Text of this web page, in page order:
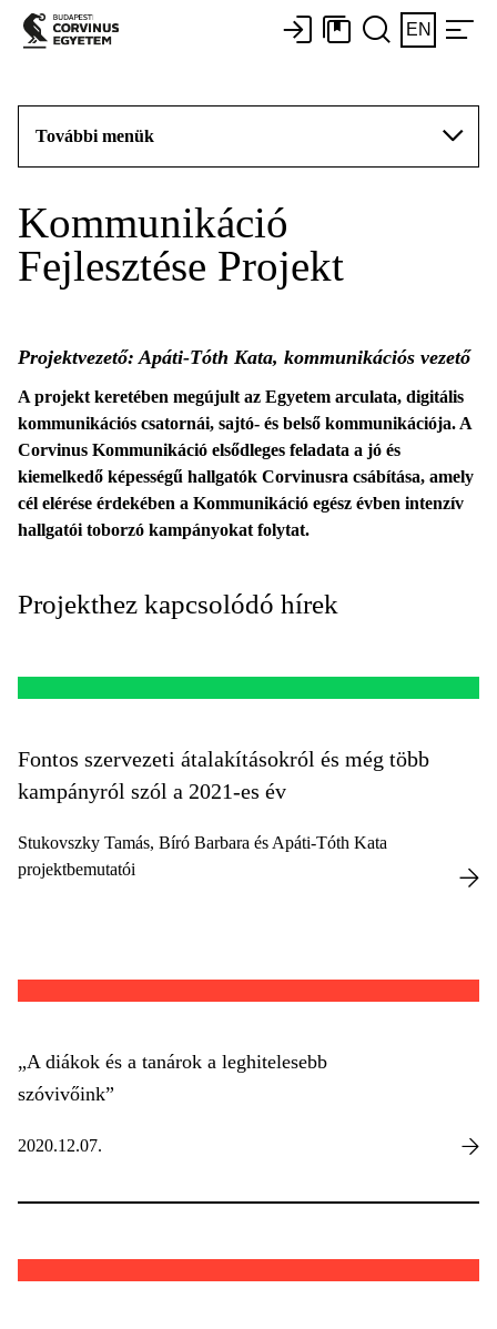
EN
További menük
Kommunikáció
Fejlesztése Projekt
Projektvezető: Apáti-Tóth Kata, kommunikációs vezető
A projekt keretében megújult az Egyetem arculata, digitális
kommunikációs csatornái, sajtó- és belső kommunikációja. A
Corvinus Kommunikáció elsődleges feladata a jó és
kiemelkedő képességű hallgatók Corvinusra csábítása, amely
cél elérése érdekében a Kommunikáció egész évben intenzív
hallgatói toborzó kampányokat folytat.
Projekthez kapcsolódó hírek
Fontos szervezeti átalakításokról és még több
kampányról szól a 2021-es év
Stukovszky Tamás, Bíró Barbara és Apáti-Tóth Kata
projektbemutatói
„A diákok és a tanárok a leghitelesebb
szóvivőink”
2020.12.07.